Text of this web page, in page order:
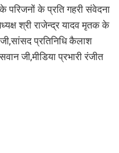
परिजनों के प्रति गहरी संवेदना
श्री राजेन्द्र यादव मृतक के
प्रतिनिधि कैलाश
जी,मीडिया प्रभारी रंजीत